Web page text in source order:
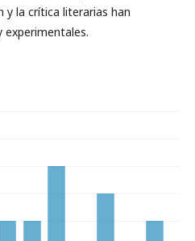
y la crítica literarias han
experimentales.